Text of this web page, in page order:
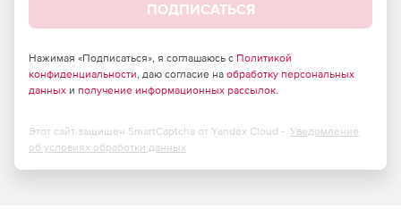
ПОДПИСАТЬСЯ
Нажимая «Подписаться», я соглашаюсь с Политикой
конфиденциальности, даю согласие на обработку персональных
данных и получение информационных рассылок.
Этот сайт защищен SmartCaptcha от Yandex Cloud - Уведомление
об условиях обработки данных